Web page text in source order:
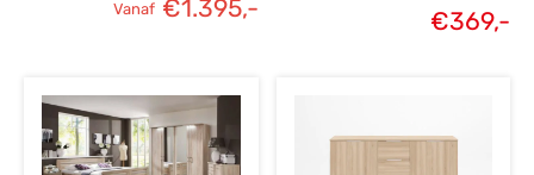
Vanaf €1.395,- €369,-